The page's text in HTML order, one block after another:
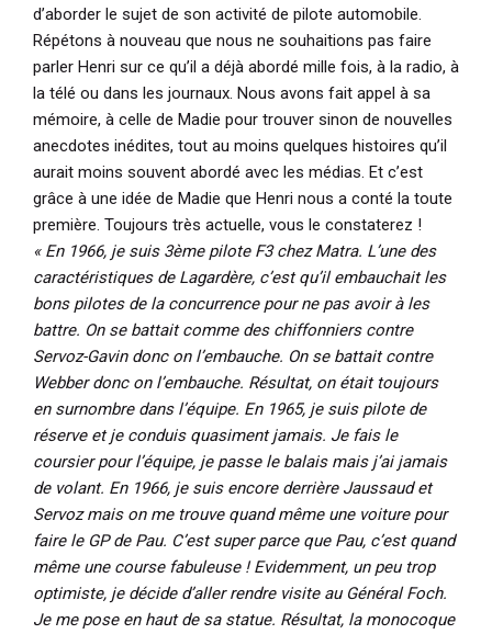
d’aborder le sujet de son activité de pilote automobile.
Répétons à nouveau que nous ne souhaitions pas faire
parler Henri sur ce qu’il a déjà abordé mille fois, à la radio, à
la télé ou dans les journaux. Nous avons fait appel à sa
mémoire, à celle de Madie pour trouver sinon de nouvelles
anecdotes inédites, tout au moins quelques histoires qu’il
aurait moins souvent abordé avec les médias. Et c’est
grâce à une idée de Madie que Henri nous a conté la toute
première. Toujours très actuelle, vous le constaterez !
« En 1966, je suis 3ème pilote F3 chez Matra. L’une des
caractéristiques de Lagardère, c’est qu’il embauchait les
bons pilotes de la concurrence pour ne pas avoir à les
battre. On se battait comme des chiffonniers contre
Servoz-Gavin donc on l’embauche. On se battait contre
Webber donc on l’embauche. Résultat, on était toujours
en surnombre dans l’équipe. En 1965, je suis pilote de
réserve et je conduis quasiment jamais. Je fais le
coursier pour l’équipe, je passe le balais mais j’ai jamais
de volant. En 1966, je suis encore derrière Jaussaud et
Servoz mais on me trouve quand même une voiture pour
faire le GP de Pau. C’est super parce que Pau, c’est quand
même une course fabuleuse ! Evidemment, un peu trop
optimiste, je décide d’aller rendre visite au Général Foch.
Je me pose en haut de sa statue. Résultat, la monocoque